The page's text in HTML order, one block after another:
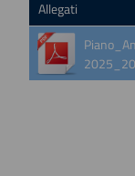
Allegati